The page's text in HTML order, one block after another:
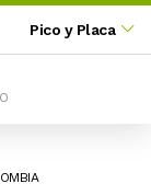
Pico y Placa